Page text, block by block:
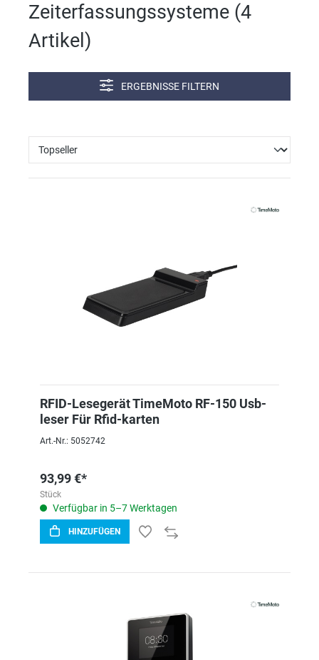
Zeiterfassungssysteme (4
Artikel )
ERGEBNISSE FILTERN
RFID-Lesegerät TimeMoto RF-150 Usb-
leser Für Rfid-karten
Art.-Nr.: 5052742
93,99 €*
Stück
Verfügbar in 5–7 Werktagen
HINZUFÜGEN